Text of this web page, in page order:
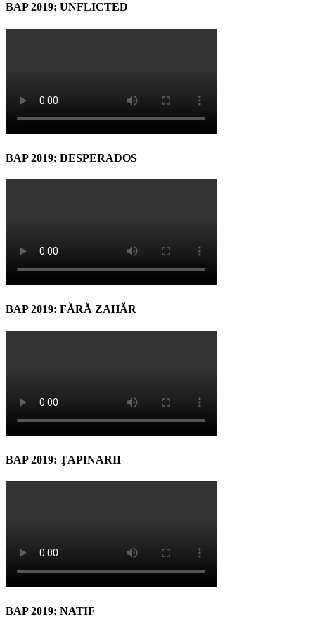
BAP 2019: UNFLICTED
BAP 2019: DESPERADOS
BAP 2019: FĂRĂ ZAHĂR
BAP 2019: ŢAPINARII
BAP 2019: NATIF